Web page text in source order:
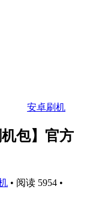
安卓刷机
包】官方
• 阅读 5954 •